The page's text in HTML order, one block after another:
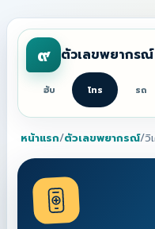
๙ ตัวเลขพยากรณ์
ฮับ โทร รถ
หน้าแรก/ตัวเลขพยากรณ์/วิ